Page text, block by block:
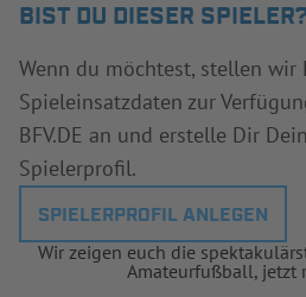
BIST DU DIESER
Wenn du möchtest, stellen
Spieleinsatzdaten zur
BFV.DE an und erstelle Dir
Spielerprofil.
SPIELERPROFIL ANLEGEN
Wir zeigen euch die
Amateurfußball, jetzt